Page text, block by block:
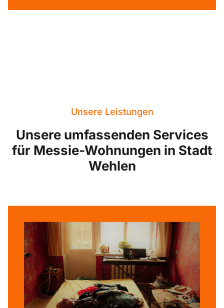
Unsere Leistungen
Unsere umfassenden Services
für Messie-Wohnungen in Stadt
Wehlen